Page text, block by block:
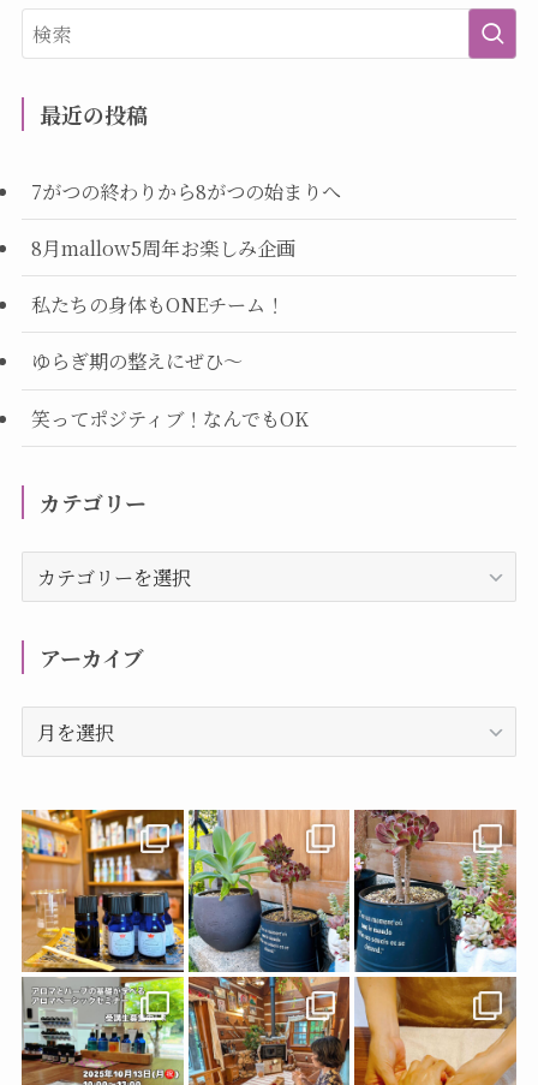
最近の投稿
7がつの終わりから8がつの始まりへ
8月mallow5周年お楽しみ企画
私たちの身体もONEチーム！
ゆらぎ期の整えにぜひ～
笑ってポジティブ！なんでもOK
カテゴリー
テ
アーカイブ
ー
イ
ブ